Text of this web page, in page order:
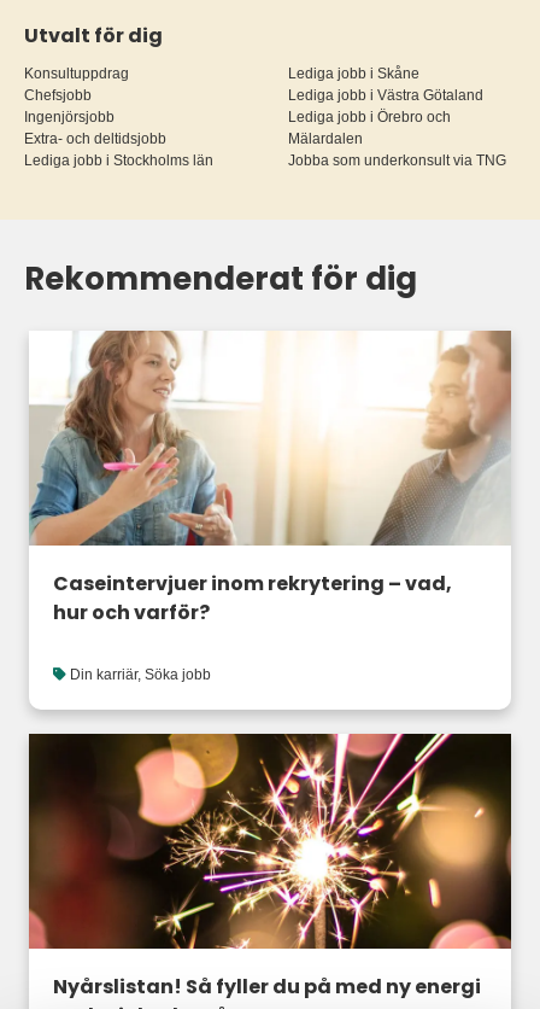
Utvalt för dig
Konsultuppdrag
Chefsjobb
Ingenjörsjobb
Extra- och deltidsjobb
Lediga jobb i Stockholms län
Lediga jobb i Skåne
Lediga jobb i Västra Götaland
Lediga jobb i Örebro och
Mälardalen
Jobba som underkonsult via TNG
Rekommenderat för dig
Caseintervjuer inom rekrytering – vad,
hur och varför?
Din karriär, Söka jobb
Nyårslistan! Så fyller du på med ny energi